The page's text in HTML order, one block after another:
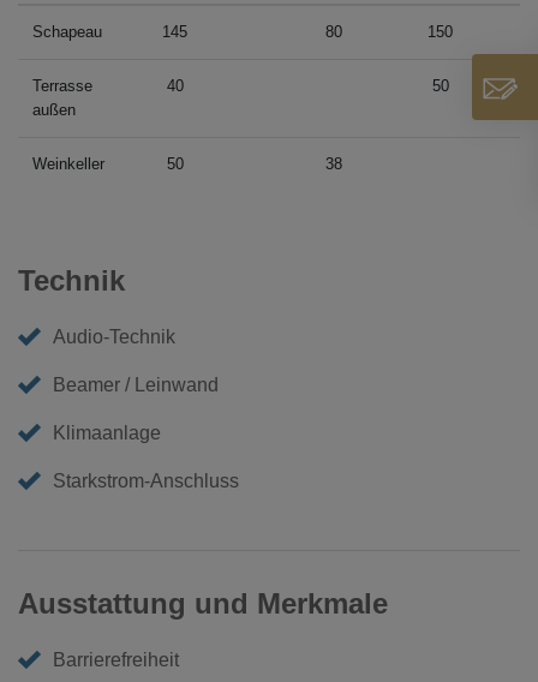
Schapeau 145 80 150
Terrasse
außen
40 50
Weinkeller 50 38
Technik
Audio-Technik
Beamer / Leinwand
Klimaanlage
Starkstrom-Anschluss
Ausstattung und Merkmale
Barrierefreiheit